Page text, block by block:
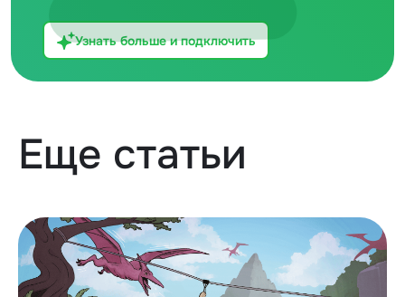
Узнать больше и подключить
Еще статьи